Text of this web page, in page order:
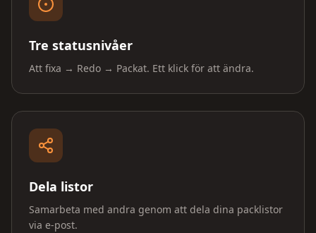
Tre statusnivåer
Att fixa → Redo → Packat. Ett klick för att ändra.
Dela listor
Samarbeta med andra genom att dela dina packlistor
via e-post.